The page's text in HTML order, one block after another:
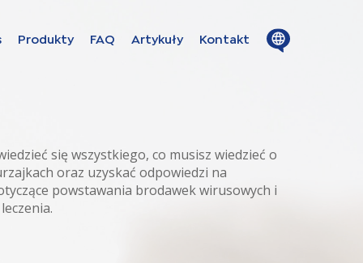
Produkty FAQ Artykuły Kontakt
Open
się wszystkiego, co musisz wiedzieć o
oraz uzyskać odpowiedzi na
powstawania brodawek wirusowych i
menu